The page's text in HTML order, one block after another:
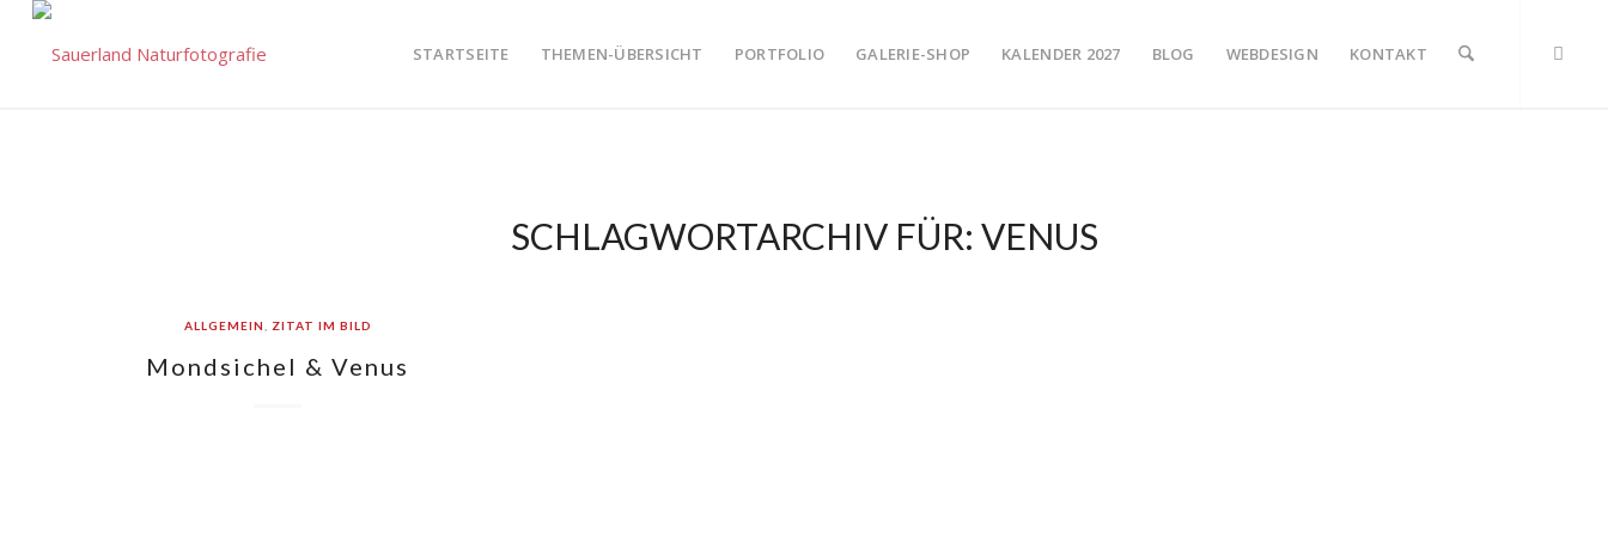
STARTSEITE THEMEN-ÜBERSICHT PORTFOLIO GALERIE-SHOP KALENDER 2027 BLOG WEBDESIGN KONTAKT
SCHLAGWORTARCHIV FÜR: VENUS
ALLGEMEIN ZITAT IM BILD
Mondsichel & Venus